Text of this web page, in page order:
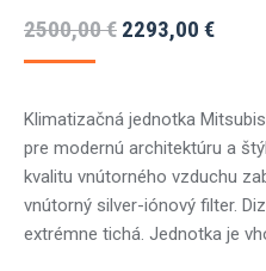
2500,00€ Pôvodná
2500,00 €.
2293,00 €
Klimatizačná jednotka
pre modernú architektúru a
kvalitu vnútorného vzduchu
vnútorný silver-iónový filter.
extrémne tichá. Jednotka je